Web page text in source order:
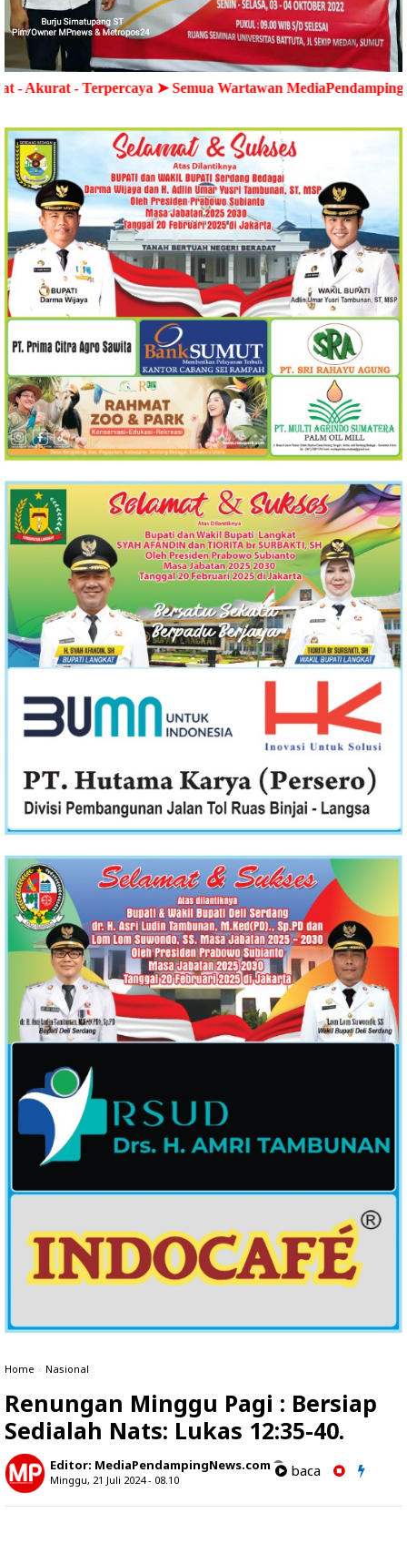
➤ Semua Wartawan MediaPendampingNews.Com
Home » Nasional
Renungan Minggu Pagi : Bersiap
Sedialah Nats: Lukas 12:35-40.
Editor: MediaPendampingNews.com
Minggu, 21 Juli 2024 - 08.10
baca